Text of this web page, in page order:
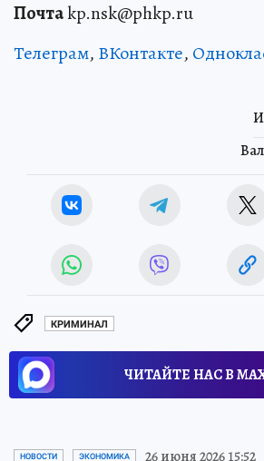
Почтаkp.nsk@phkp.ru
Телеграм, ВКонтакте,
КРИМИНАЛ
ЧИТАЙТЕ НАС В
НОВОСТИ ЭКОНОМИКА 26 июня 2026 15:52